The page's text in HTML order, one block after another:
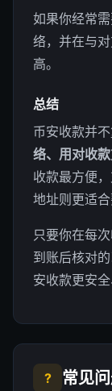
如果你经常
络，并在与
高。
总结
币安收款并
络、用对收
收款最方便
地址则更适合
只要你在每
到账后核对
安收款更安全
? 常见